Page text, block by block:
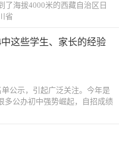
了海拔4000米的西藏自治区日
省
这些学生、家长的经验
公示，引起广泛关注。今年是
多公办初中强势崛起，自招成绩